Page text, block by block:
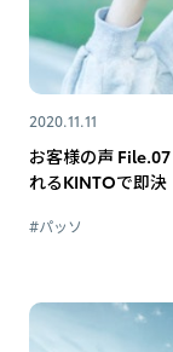
2020.11.11
お客様の声
れるKINTOで即決
#パッソ